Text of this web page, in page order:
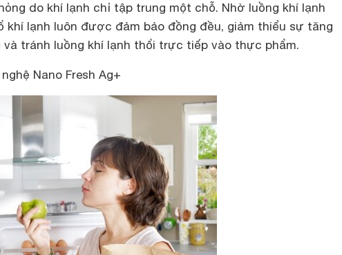
do khí lạnh chỉ tập trung một chỗ. Nhờ luồng khí lạnh
khí lạnh luôn được đảm bảo đồng đều, giảm thiểu sự tăng
tránh luồng khí lạnh thổi trực tiếp vào thực phẩm.
Nano Fresh Ag+